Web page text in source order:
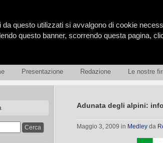
Presentazione Redazione Le nostre
Adunata degli alpini:
Maggio 3, 2009 in Medley da
questo utilizzati si avvalgono di cookie
questo banner, scorrendo questa pagina,